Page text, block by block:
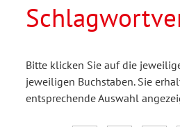
Bitte klicken Sie auf die
jeweiligen Buchstaben. Sie
entsprechende Auswahl